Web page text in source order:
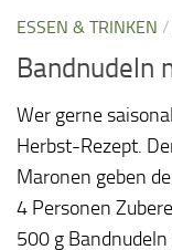
ESSEN & TRINKEN /
Bandnudeln
Wer gerne
Herbst-Rezept.
Maronen geben
4 Personen
500 g Bandnudeln